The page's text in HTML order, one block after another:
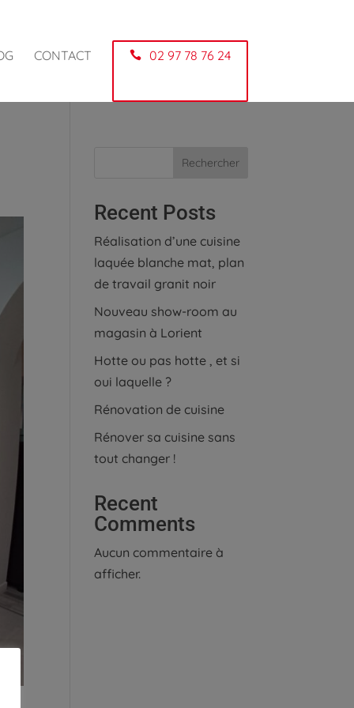
CONTACT 02 97 78 76 24
Rechercher
Recent Posts
Réalisation d’une cuisine
laquée blanche mat, plan
de travail granit noir
Nouveau show-room au
magasin à Lorient
Hotte ou pas hotte , et si
oui laquelle ?
Rénovation de cuisine
Rénover sa cuisine sans
tout changer !
Recent
Comments
Aucun commentaire à
afficher.